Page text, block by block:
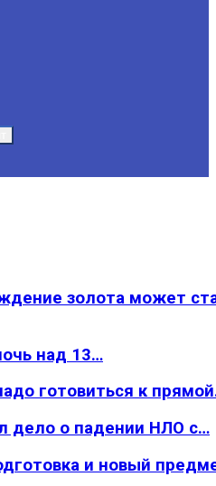
золота может
над 13…
готовиться к
дело о падении НЛО с…
и новый